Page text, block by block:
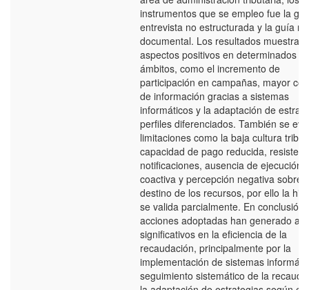
instrumentos que se empleo fue la
entrevista no estructurada y la guía
documental. Los resultados muestran
aspectos positivos en determinados
ámbitos, como el incremento de
participación en campañas, mayor
de información gracias a sistemas
informáticos y la adaptación de
perfiles diferenciados. También se
limitaciones como la baja cultura
capacidad de pago reducida,
notificaciones, ausencia de ejecución
coactiva y percepción negativa sobre
destino de los recursos, por ello la
se valida parcialmente. En
acciones adoptadas han generado
significativos en la eficiencia de la
recaudación, principalmente por la
implementación de sistemas
seguimiento sistemático de la